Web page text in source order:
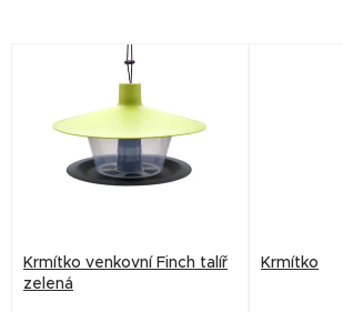
zbavit se nepříjemných...
Krmítko venkovní Finch talíř
zelená
Krmítko